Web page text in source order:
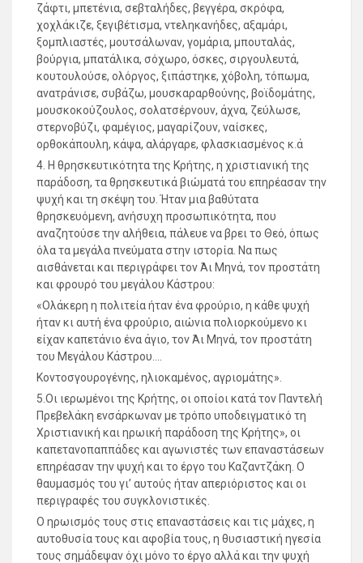
ζάφτι, μπετένια, σεβταλήδες, βεγγέρα, σκρόφα,
χοχλάκιζε, ξεγιβέτισμα, ντεληκανήδες, αξαμάρι,
ξομπλιαστές, μουτσάλωναν, γομάρια, μπουταλάς,
βούργια, μπατάλικα, σόχωρο, όσκες, σιργουλευτά,
κουτουλούσε, ολόργος, ξιπάστηκε, χόβολη, τόπωμα,
ανατράνισε, συβάζω, μουσκαραρθούνης, βοϊδομάτης,
μουσκοκούζουλος, σολατσέρνουν, άχνα, ζεύλωσε,
στερνοβύζι, φαμέγιος, μαγαρίζουν, ναίσκες,
ορθοκάπουλη, κάψα, αλάργαρε, φλασκιασμένος κ.ά
4. Η θρησκευτικότητα της Κρήτης, η χριστιανική της
παράδοση, τα θρησκευτικά βιώματά του επηρέασαν την
ψυχή και τη σκέψη του. Ήταν μια βαθύτατα
θρησκευόμενη, ανήσυχη προσωπικότητα, που
αναζητούσε την αλήθεια, πάλευε να βρει το Θεό, όπως
όλα τα μεγάλα πνεύματα στην ιστορία. Να πως
αισθάνεται και περιγράφει τον Άι Μηνά, τον προστάτη
και φρουρό του μεγάλου Κάστρου:
«Ολάκερη η πολιτεία ήταν ένα φρούριο, η κάθε ψυχή
ήταν κι αυτή ένα φρούριο, αιώνια πολιορκούμενο κι
είχαν καπετάνιο ένα άγιο, τον Άι Μηνά, τον προστάτη
του Μεγάλου Κάστρου….
Κοντοσγουρογένης, ηλιοκαμένος, αγριομάτης».
5.Οι ιερωμένοι της Κρήτης, οι οποίοι κατά τον Παντελή
Πρεβελάκη ενσάρκωναν με τρόπο υποδειγματικό τη
Χριστιανική και ηρωική παράδοση της Κρήτης», οι
καπετανοπαππάδες και αγωνιστές των επαναστάσεων
επηρέασαν την ψυχή και το έργο του Καζαντζάκη. Ο
θαυμασμός του γι’ αυτούς ήταν απεριόριστος και οι
περιγραφές του συγκλονιστικές.
Ο ηρωισμός τους στις επαναστάσεις και τις μάχες, η
αυτοθυσία τους και αφοβία τους, η θυσιαστική ηγεσία
τους σημάδεψαν όχι μόνο το έργο αλλά και την ψυχή